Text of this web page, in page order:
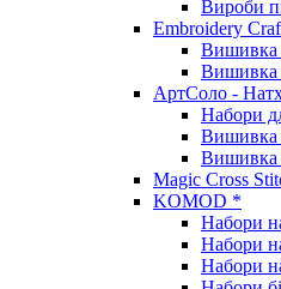
Вироби
Embroidery
Вишивка
Вишивка
АртСоло -
Набори
Вишивка
Вишивка
Magic Cross
KOMOD *
Набори
Набори
Набори